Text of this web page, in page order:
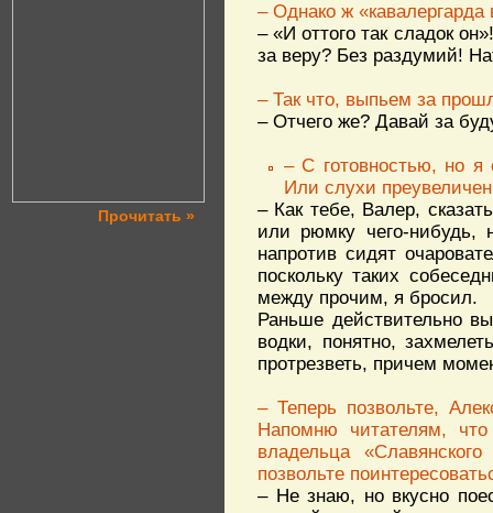
Прочитать »
– Однако ж
– «И оттого так сладок
за веру? Без раздумий!
– Так что, выпьем за
– Отчего же? Давай за
– С готовностью, но
Или слухи
– Как тебе, Валер,
или рюмку чего-нибудь,
напротив сидят
поскольку таких
между прочим, я бросил.
Раньше действительно
водки, понятно,
протрезветь, причем
– Теперь позвольте,
Напомню читателям,
владельца
позвольте
– Не знаю, но вкусно